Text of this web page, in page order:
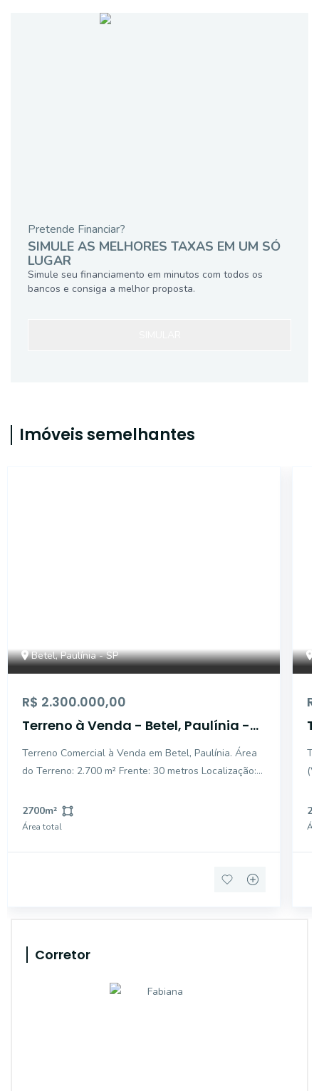
Pretende Financiar?
SIMULE AS MELHORES TAXAS EM UM SÓ
LUGAR
Simule seu financiamento em minutos com todos os
bancos e consiga a melhor proposta.
Imóveis semelhantes
Betel, Paulínia - SP
R$ 2.300.000,00
Terreno à Venda - Betel, Paulínia -
Terreno Comercial à Venda em Betel, Paulínia. Área
do Terreno: 2.700 m² Frente: 30 metros Localização:
de frente, é ideal para uso comercial. Com topografia
plana, o terreno está totalmente murad
2700m²
Área total
Corretor